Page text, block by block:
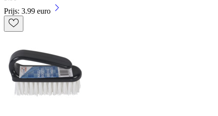
Prijs: 3.99 euro